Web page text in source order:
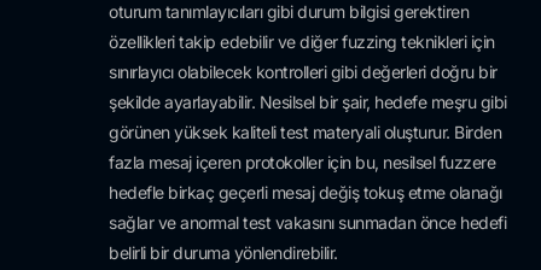
oturum tanımlayıcıları gibi durum bilgisi gerektiren
özellikleri takip edebilir ve diğer fuzzing teknikleri için
sınırlayıcı olabilecek kontrolleri gibi değerleri doğru bir
şekilde ayarlayabilir. Nesilsel bir şair, hedefe meşru gibi
görünen yüksek kaliteli test materyali oluşturur. Birden
fazla mesaj içeren protokoller için bu, nesilsel fuzzere
hedefle birkaç geçerli mesaj değiş tokuş etme olanağı
sağlar ve anormal test vakasını sunmadan önce hedefi
belirli bir duruma yönlendirebilir.